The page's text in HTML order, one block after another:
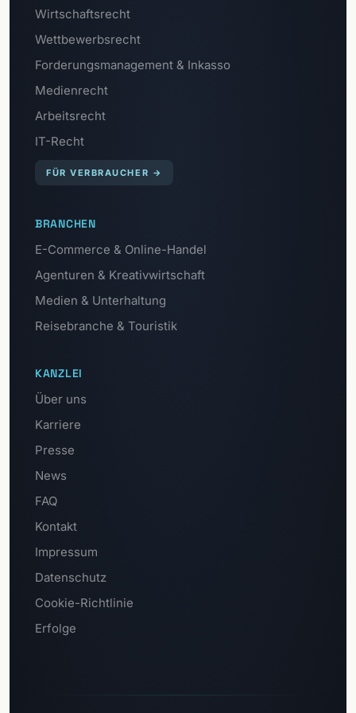
Wirtschaftsrecht
Wettbewerbsrecht
Forderungsmanagement & Inkasso
Medienrecht
Arbeitsrecht
IT-Recht
FÜR VERBRAUCHER →
BRANCHEN
E-Commerce & Online-Handel
Agenturen & Kreativwirtschaft
Medien & Unterhaltung
Reisebranche & Touristik
KANZLEI
Über uns
Karriere
Presse
News
FAQ
Kontakt
Impressum
Datenschutz
Cookie-Richtlinie
Erfolge